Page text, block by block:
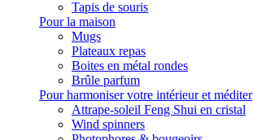
Tapis de souris
Pour la maison
Mugs
Plateaux repas
Boites en métal rondes
Brûle parfum
Pour harmoniser votre intérieur et méditer
Attrape-soleil Feng Shui en cristal
Wind spinners